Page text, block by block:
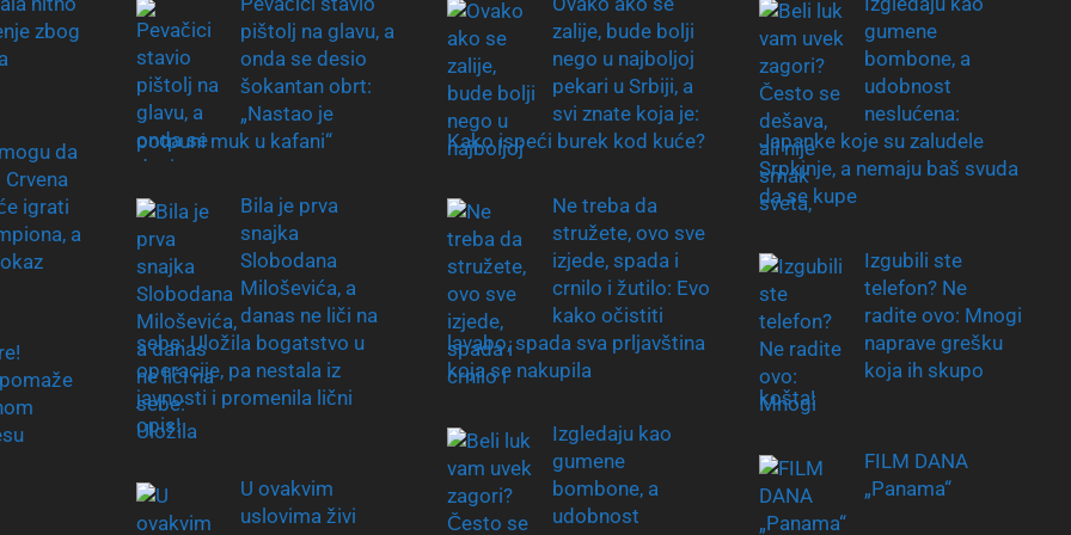
zbog
da
igrati
a
pištolj na glavu, a
onda se desio
šokantan obrt:
„Nastao je
potpuni muk u kafani“
Bila je prva
snajka
Slobodana
Miloševića, a
danas ne liči na
sebe: Uložila bogatstvo u
operacije, pa nestala iz
javnosti i promenila lični
opis!
U ovakvim
uslovima živi
zalije, bude bolji
nego u najboljoj
pekari u Srbiji, a
svi znate koja je:
Kako ispeći burek kod kuće?
Ne treba da
stružete, ovo sve
izjede, spada i
crnilo i žutilo: Evo
kako očistiti
lavabo, spada sva prljavština
koja se nakupila
Izgledaju kao
gumene
bombone, a
udobnost
gumene
bombone, a
udobnost
neslućena:
Japanke koje su zaludele
Srpkinje, a nemaju baš svuda
da se kupe
Izgubili ste
telefon? Ne
radite ovo: Mnogi
naprave grešku
koja ih skupo
košta!
FILM DANA
„Panama“